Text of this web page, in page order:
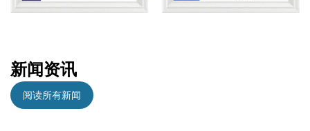
新闻资讯
阅读所有新闻